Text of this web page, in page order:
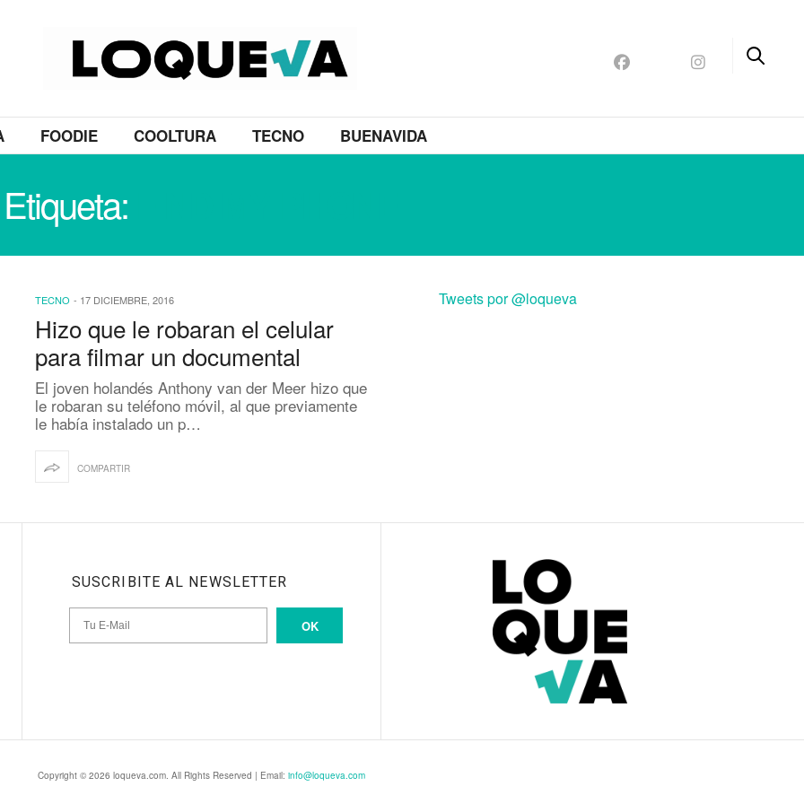
FOODIE COOLTURA TECNO BUENAVIDA
Etiqueta:
TECNO - 17 DICIEMBRE, 2016
Hizo que le robaran el celular
para filmar un documental
El joven holandés Anthony van der Meer hizo que
le robaran su teléfono móvil, al que previamente
le había instalado un p…
COMPARTIR
Tweets por @loqueva
SUSCRIBITE AL NEWSLETTER
OK
Copyright © 2026 loqueva.com. All Rights Reserved | Email: info@loqueva.com